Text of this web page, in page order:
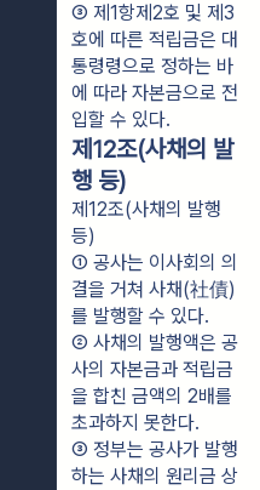
③ 제1항제2호 및 제3
호에 따른 적립금은 대
통령령으로 정하는 바
에 따라 자본금으로 전
입할 수 있다.
제12조(사채의 발
행 등)
제12조(사채의 발행
등)
① 공사는 이사회의 의
결을 거쳐 사채(社債)
를 발행할 수 있다.
② 사채의 발행액은 공
사의 자본금과 적립금
을 합친 금액의 2배를
초과하지 못한다.
③ 정부는 공사가 발행
하는 사채의 원리금 상